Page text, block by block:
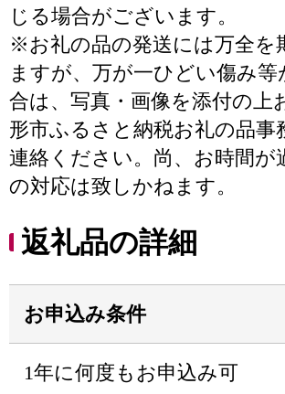
じる場合がございます。
※お礼の品の発送には万全を
ますが、万が一ひどい傷み
合は、写真・画像を添付の上
形市ふるさと納税お礼の品事
連絡ください。尚、お時間が
の対応は致しかねます。
返礼品の詳細
お申込み条件
1年に何度もお申込み可